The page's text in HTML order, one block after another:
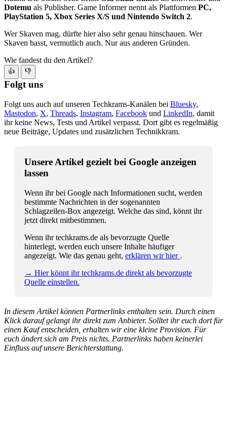
Dotemu als Publisher. Game Informer nennt als Plattformen PC,
PlayStation 5, Xbox Series X/S und Nintendo Switch 2.
Wer Skaven mag, dürfte hier also sehr genau hinschauen. Wer
Skaven hasst, vermutlich auch. Nur aus anderen Gründen.
Wie fandest du den Artikel?
👍 👎
Folgt uns
Folgt uns auch auf unseren Techkrams-Kanälen bei Bluesky,
Mastodon, X, Threads, Instagram, Facebook und LinkedIn, damit
ihr keine News, Tests und Artikel verpasst. Dort gibt es regelmäßig
neue Beiträge, Updates und zusätzlichen Technikkram.
Unsere Artikel gezielt bei Google anzeigen
lassen
Wenn ihr bei Google nach Informationen sucht, werden
bestimmte Nachrichten in der sogenannten
Schlagzeilen-Box angezeigt. Welche das sind, könnt ihr
jetzt direkt mitbestimmen.
Wenn ihr techkrams.de als bevorzugte Quelle
hinterlegt, werden euch unsere Inhalte häufiger
angezeigt. Wie das genau geht, erklären wir hier .
→ Hier könnt ihr techkrams.de direkt als bevorzugte
Quelle einstellen.
In diesem Artikel können Partnerlinks enthalten sein. Durch einen
Klick darauf gelangt ihr direkt zum Anbieter. Solltet ihr euch dort für
einen Kauf entscheiden, erhalten wir eine kleine Provision. Für
euch ändert sich am Preis nichts. Partnerlinks haben keinerlei
Einfluss auf unsere Berichterstattung.